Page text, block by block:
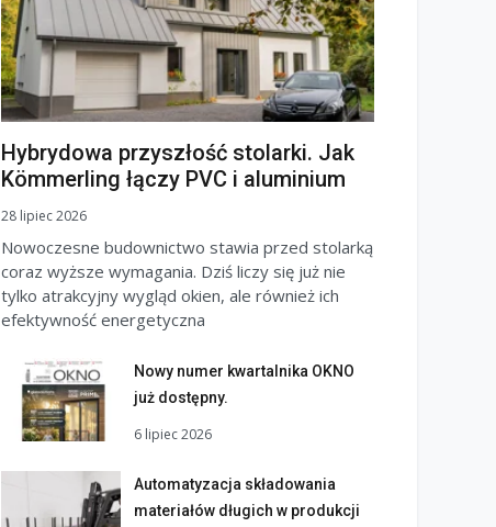
Hybrydowa przyszłość stolarki. Jak
Kömmerling łączy PVC i aluminium
28 lipiec 2026
Nowoczesne budownictwo stawia przed stolarką
coraz wyższe wymagania. Dziś liczy się już nie
tylko atrakcyjny wygląd okien, ale również ich
efektywność energetyczna
Nowy numer kwartalnika OKNO
już dostępny.
6 lipiec 2026
Automatyzacja składowania
materiałów długich w produkcji